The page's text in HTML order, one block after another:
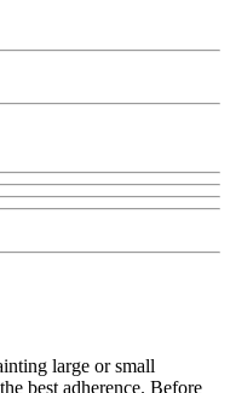
large or small
best adherence. Before